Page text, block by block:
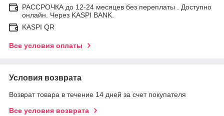
РАССРОЧКА до 12-24 месяцев без переплаты . Доступно
онлайн. Через KASPI BANK.
KASPI QR
Все условия оплаты
Условия возврата
Возврат товара в течение 14 дней за счет покупателя
Все условия возврата